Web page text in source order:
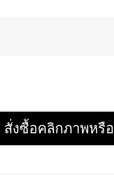
สั่งซื้อคลิกภาพหรื